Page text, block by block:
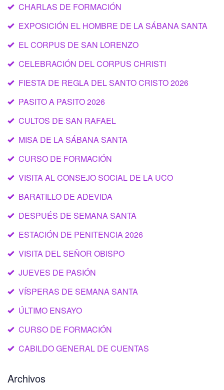
CHARLAS DE FORMACIÓN
EXPOSICIÓN EL HOMBRE DE LA SÁBANA SANTA
EL CORPUS DE SAN LORENZO
CELEBRACIÓN DEL CORPUS CHRISTI
FIESTA DE REGLA DEL SANTO CRISTO 2026
PASITO A PASITO 2026
CULTOS DE SAN RAFAEL
MISA DE LA SÁBANA SANTA
CURSO DE FORMACIÓN
VISITA AL CONSEJO SOCIAL DE LA UCO
BARATILLO DE ADEVIDA
DESPUÉS DE SEMANA SANTA
ESTACIÓN DE PENITENCIA 2026
VISITA DEL SEÑOR OBISPO
JUEVES DE PASIÓN
VÍSPERAS DE SEMANA SANTA
ÚLTIMO ENSAYO
CURSO DE FORMACIÓN
CABILDO GENERAL DE CUENTAS
Archivos